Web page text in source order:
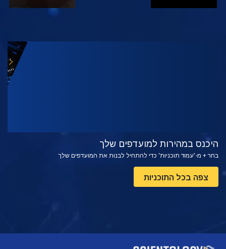
בדוק את הסדרה
היכנס במהירות למועדפים שלך
בחר + מ-'עמוד תוכניות' כדי להתחיל לבנות את המועדפים שלך
צפה בכל התוכניות